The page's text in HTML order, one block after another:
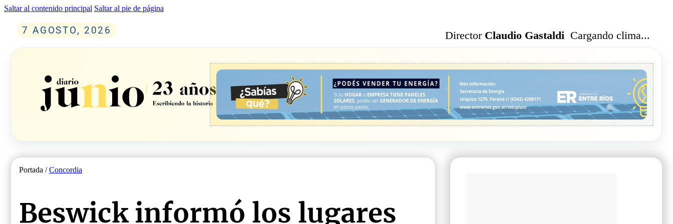
Saltar al contenido principal Saltar al pie de página
7 AGOSTO, 2026 Director Claudio Gastaldi Cargando clima...
Portada /Concordia
Beswick informó los lugares